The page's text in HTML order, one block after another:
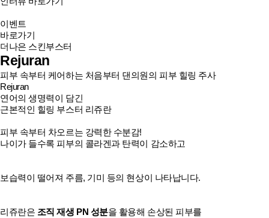
이벤트
바로가기
더나은 스킨부스터
Rejuran
피부 속부터 케어하는 처음부터 댄의원의 피부 힐링 주사
Rejuran
연어의 생명력이 담긴
근본적인 힐링 부스터 리쥬란
피부 속부터 차오르는 강력한 수분감!
나이가 들수록 피부의 콜라겐과 탄력이 감소하고
보습력이 떨어져 주름, 기미 등의 현상이 나타납니다.
리쥬란은 조직 재생 PN 성분을 활용해 손상된 피부를